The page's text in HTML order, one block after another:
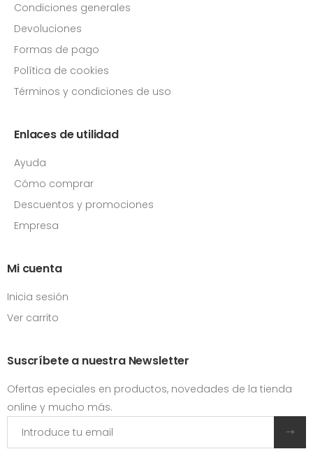
Condiciones generales
Devoluciones
Formas de pago
Política de cookies
Términos y condiciones de uso
Enlaces de utilidad
Ayuda
Cómo comprar
Descuentos y promociones
Empresa
Mi cuenta
Inicia sesión
Ver carrito
Suscríbete a nuestra Newsletter
Ofertas epeciales en productos, novedades de la tienda
online y mucho más.